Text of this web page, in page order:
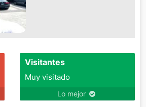
Visitantes
Muy visitado
Lo mejor